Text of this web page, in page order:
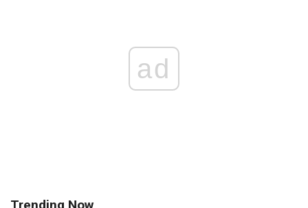
ad
Trending Now